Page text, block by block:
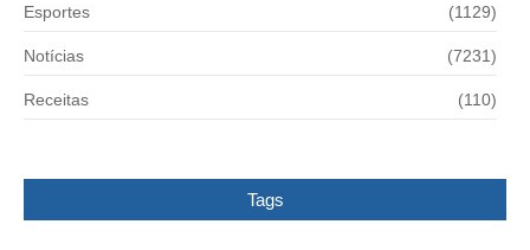
Esportes (1129)
Notícias (7231)
Receitas (110)
Tags